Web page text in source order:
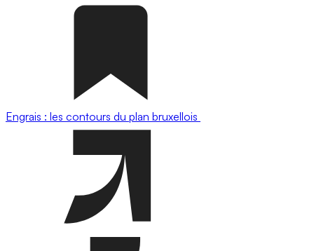
Engrais : les contours du plan bruxellois